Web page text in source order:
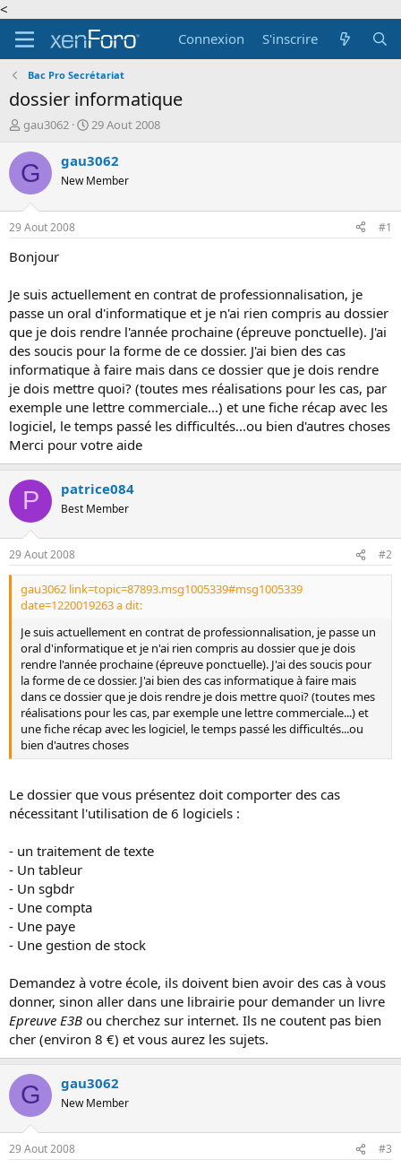
<
Connexion
S'inscrire
Bac Pro Secrétariat
dossier informatique
A
t
e
r
d
e
l
i
s
c
u
s
i
o
n
gau3062
D
t
d
é
29 Aout 2008
G gau3062
New Member
29 Aout 2008 #1
Bonjour
Je suis actuellement en contrat de professionnalisation, je
passe un oral d'informatique et je n'ai rien compris au dossier
que je dois rendre l'année prochaine (épreuve ponctuelle). J'ai
des soucis pour la forme de ce dossier. J'ai bien des cas
informatique à faire mais dans ce dossier que je dois rendre
je dois mettre quoi? (toutes mes réalisations pour les cas, par
exemple une lettre commerciale...) et une fiche récap avec les
logiciel, le temps passé les difficultés...ou bien d'autres choses
Merci pour votre aide
P patrice084
Best Member
29 Aout 2008 #2
gau3062 link=topic=87893.msg1005339#msg1005339
date=1220019263 a dit:
Je suis actuellement en contrat de professionnalisation, je passe un
oral d'informatique et je n'ai rien compris au dossier que je dois
rendre l'année prochaine (épreuve ponctuelle). J'ai des soucis pour
la forme de ce dossier. J'ai bien des cas informatique à faire mais
dans ce dossier que je dois rendre je dois mettre quoi? (toutes mes
réalisations pour les cas, par exemple une lettre commerciale...) et
une fiche récap avec les logiciel, le temps passé les difficultés...ou
bien d'autres choses
Le dossier que vous présentez doit comporter des cas
nécessitant l'utilisation de 6 logiciels :
- un traitement de texte
- Un tableur
- Un sgbdr
- Une compta
- Une paye
- Une gestion de stock
Demandez à votre école, ils doivent bien avoir des cas à vous
donner, sinon aller dans une librairie pour demander un livre
Epreuve E3B ou cherchez sur internet. Ils ne coutent pas bien
cher (environ 8 €) et vous aurez les sujets.
G gau3062
New Member
29 Aout 2008 #3